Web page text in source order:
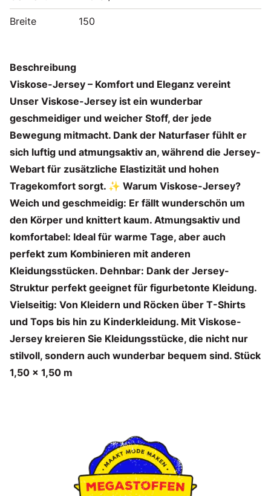
Breite 150
Beschreibung
Viskose-Jersey – Komfort und Eleganz vereint
Unser Viskose-Jersey ist ein wunderbar
geschmeidiger und weicher Stoff, der jede
Bewegung mitmacht. Dank der Naturfaser fühlt er
sich luftig und atmungsaktiv an, während die Jersey-
Webart für zusätzliche Elastizität und hohen
Tragekomfort sorgt. ✨ Warum Viskose-Jersey?
Weich und geschmeidig: Er fällt wunderschön um
den Körper und knittert kaum. Atmungsaktiv und
komfortabel: Ideal für warme Tage, aber auch
perfekt zum Kombinieren mit anderen
Kleidungsstücken. Dehnbar: Dank der Jersey-
Struktur perfekt geeignet für figurbetonte Kleidung.
Vielseitig: Von Kleidern und Röcken über T-Shirts
und Tops bis hin zu Kinderkleidung. Mit Viskose-
Jersey kreieren Sie Kleidungsstücke, die nicht nur
stilvoll, sondern auch wunderbar bequem sind. Stück
1,50 x 1,50 m